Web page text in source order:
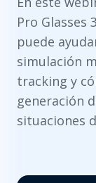
Pro Glasses
puede
simulación
tracking y
generación
situaciones